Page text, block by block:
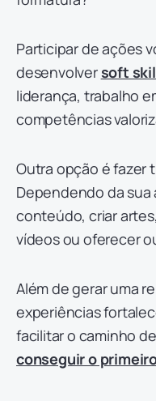
Participar de ações
desenvolver soft
liderança, trabalho
competências
Outra opção é fazer
Dependendo da
conteúdo, criar
vídeos ou oferecer
Além de gerar uma
experiências
facilitar o caminho
conseguir o